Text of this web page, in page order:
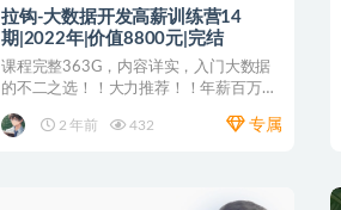
拉钩-大数据开发高薪训练营14
期|2022年|价值8800元|完结
课程完整363G，内容详实，入门大数据
的不二之选！！大力推荐！！年薪百万等
2 年前
432 专属